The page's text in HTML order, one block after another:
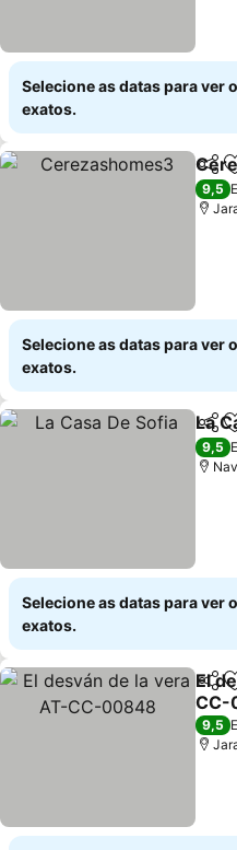
Selecione as datas para ver
exatos.
9,5
Selecione as datas para ver
exatos.
La
9,5
Selecione as datas para ver
exatos.
El
CC-
9,5